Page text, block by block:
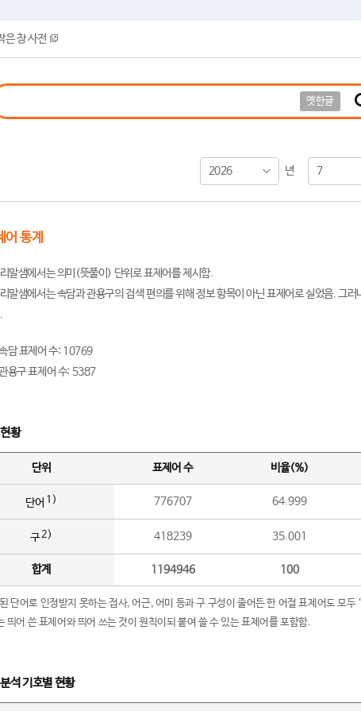
은 창 사전
옛한글
2026 년 7
어 통계
말샘에서는 의미(뜻풀이) 단위로 표제어를 제시함.
말샘에서는 속담과 관용구의 검색 편의를 위해 정보 항목이 아닌 표제어로 실었음. 그
담 표제어 수: 10769
용구 표제어 수: 5387
황
단위 표제어 수 비율(%)
단어 1) 776707 64.999
구2) 418239 35.001
합계 1194946 100
단어로 인정받지 못하는 접사, 어근, 어미 등과 구 구성이 줄어든 한 어절 표제어도 모두
띄어 쓴 표제어와 띄어 쓰는 것이 원칙이되 붙여 쓸 수 있는 표제어를 포함함.
석 기호별 현황